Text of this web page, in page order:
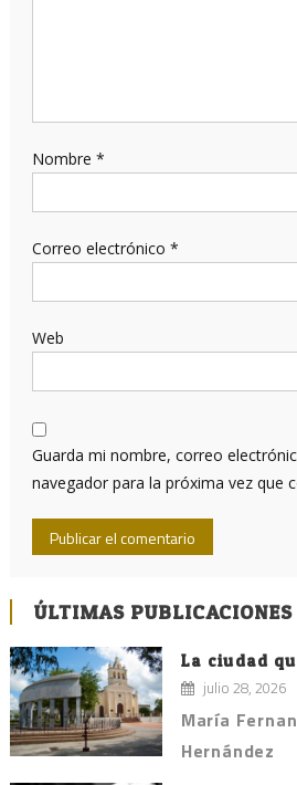
Nombre *
Correo electrónico *
Web
Guarda mi nombre, correo
navegador para la próxima vez que
ÚLTIMAS PUBLICACIONES
La ciudad
julio 28, 2026
María
Hernández